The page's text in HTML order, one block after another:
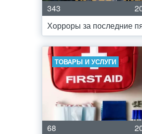
343
Хорроры за последние
ТОВАРЫ И УСЛУГИ
68